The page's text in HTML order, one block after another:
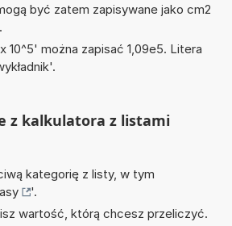
być zatem zapisywane jako cm2
10^5' można zapisać 1,09e5. Litera
z kalkulatora z listami
kategorię z listy, w tym
'.
wartość, którą chcesz przeliczyć.